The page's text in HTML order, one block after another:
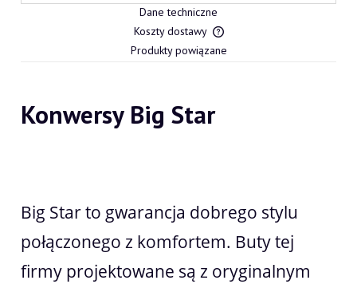
Dane techniczne
Koszty dostawy
Produkty powiązane
Konwersy Big Star
Big Star to gwarancja dobrego stylu
połączonego z komfortem. Buty tej
firmy projektowane są z oryginalnym